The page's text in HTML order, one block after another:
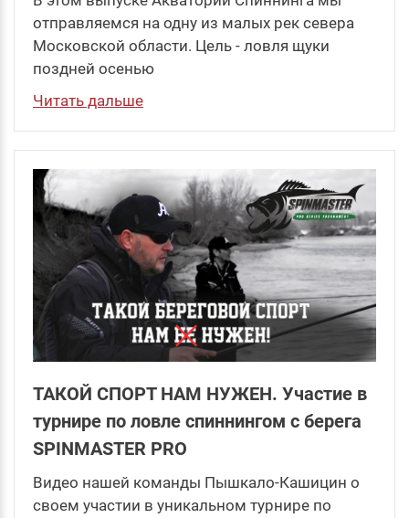
отправляемся на одну из малых рек севера
Московской области. Цель - ловля щуки
поздней осенью
Читать дальше
ТАКОЙ СПОРТ НАМ НУЖЕН. Участие в
турнире по ловле спиннингом с берега
SPINMASTER PRO
Видео нашей команды Пышкало-Кашицин о
своем участии в уникальном турнире по